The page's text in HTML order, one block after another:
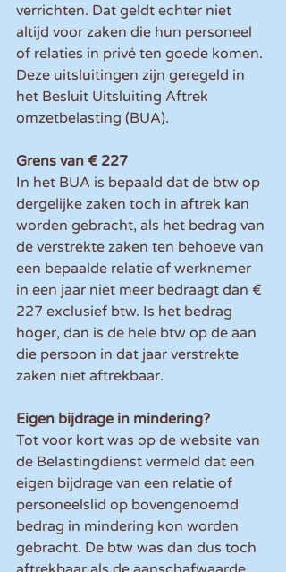
verrichten. Dat geldt echter niet
altijd voor zaken die hun personeel
of relaties in privé ten goede komen.
Deze uitsluitingen zijn geregeld in
het Besluit Uitsluiting Aftrek
omzetbelasting (BUA).
Grens van € 227
In het BUA is bepaald dat de btw op
dergelijke zaken toch in aftrek kan
worden gebracht, als het bedrag van
de verstrekte zaken ten behoeve van
een bepaalde relatie of werknemer
in een jaar niet meer bedraagt dan €
227 exclusief btw. Is het bedrag
hoger, dan is de hele btw op de aan
die persoon in dat jaar verstrekte
zaken niet aftrekbaar.
Eigen bijdrage in mindering?
Tot voor kort was op de website van
de Belastingdienst vermeld dat een
eigen bijdrage van een relatie of
personeelslid op bovengenoemd
bedrag in mindering kon worden
gebracht. De btw was dan dus toch